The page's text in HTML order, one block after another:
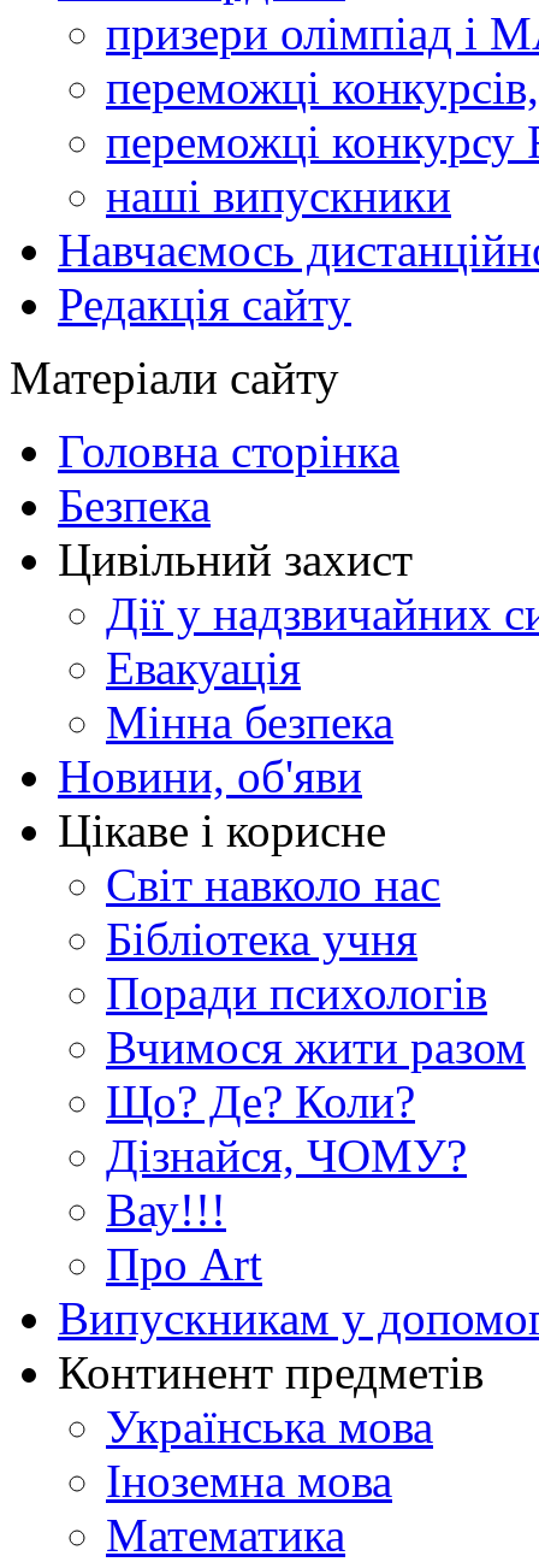
призери олімпіад і
переможці
переможці конкурсу
наші випускники
Навчаємось
Редакція сайту
Матеріали сайту
Головна сторінка
Безпека
Цивільний захист
Дії у надзвичайних
Евакуація
Мінна безпека
Новини, об'яви
Цікаве і корисне
Світ навколо нас
Бібліотека учня
Поради психологів
Вчимося жити разом
Що? Де? Коли?
Дізнайся, ЧОМУ?
Вау!!!
Про Art
Випускникам у
Континент предметів
Українська мова
Іноземна мова
Математика